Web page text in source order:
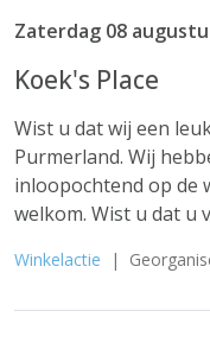
Zaterdag 08
Koek's Place
Wist u dat wij een
Purmerland. Wij
inloopochtend op de
welkom. Wist u dat u
Winkelactie |